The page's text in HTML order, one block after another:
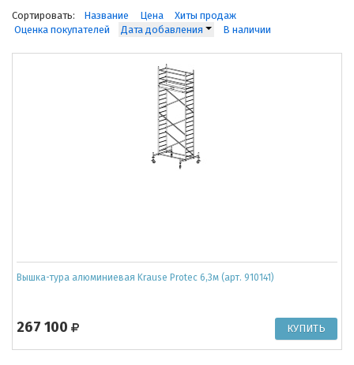
Сортировать: Название Цена
Хиты продаж
Оценка покупателей
Дата добавления В наличии
Вышка-тура алюминиевая Krause Protec 6,3м (арт. 910141)
267 100